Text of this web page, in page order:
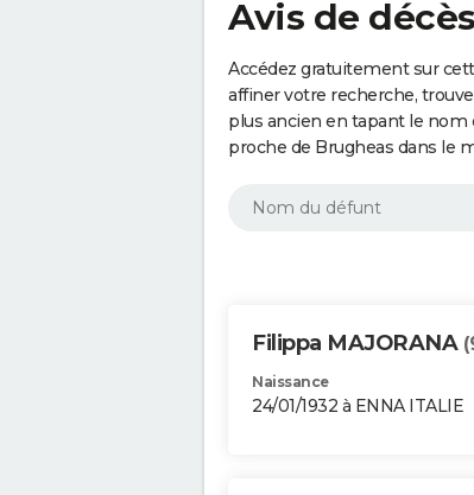
Avis de
Accédez gratuitement sur
affiner votre recherche,
plus ancien en tapant le
proche de Brugheas dans le
Filippa MAJORANA
Naissance
24/01/1932 à ENNA ITALIE